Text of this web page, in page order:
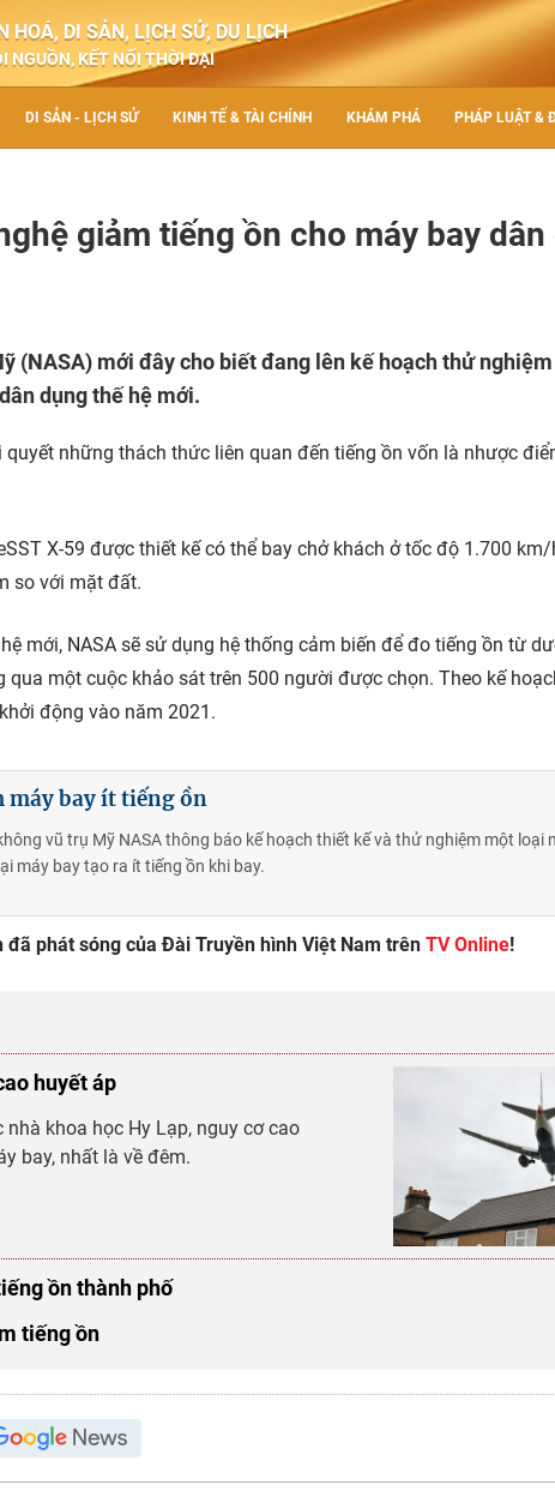
HOÁ, DI SẢN, LỊCH SỬ, DU LỊCH
NGUỒN, KẾT NỐI THỜI ĐẠI
DI SẢN - LỊCH SỬ KINH TẾ & TÀI CHÍNH KHÁM PHÁ PHÁP LUẬT &
giảm tiếng ồn cho máy bay dân
(NASA) mới đây cho biết đang lên kế hoạch thử
dụng thế hệ mới.
những thách thức liên quan đến tiếng ồn vốn là nhược
X-59 được thiết kế có thể bay chở khách ở tốc độ 1.700
so với mặt đất.
mới, NASA sẽ sử dụng hệ thống cảm biến để đo tiếng ồn từ
một cuộc khảo sát trên 500 người được chọn. Theo kế
động vào năm 2021.
máy bay ít tiếng ồn
vũ trụ Mỹ NASA thông báo kế hoạch thiết kế và thử nghiệm một loại
máy bay tạo ra ít tiếng ồn khi bay.
phát sóng của Đài Truyền hình Việt Nam trên TV Online!
huyết áp
khoa học Hy Lạp, nguy cơ cao
bay, nhất là về đêm.
ồn thành phố
tiếng ồn